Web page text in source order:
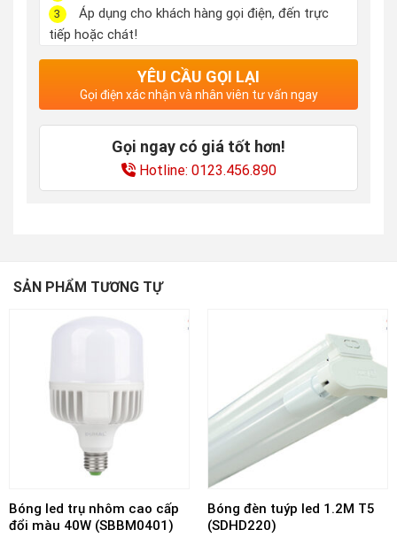
3
Áp dụng cho khách hàng gọi điện, đến trực
tiếp hoặc chát!
YÊU CẦU GỌI LẠI
Gọi điện xác nhận và nhân viên tư vấn ngay
Gọi ngay có giá tốt hơn!
Hotline: 0123.456.890
SẢN PHẨM TƯƠNG TỰ
Bóng led trụ nhôm cao cấp
đổi màu 40W (SBBM0401)
Bóng đèn tuýp led 1.2M T5
(SDHD220)